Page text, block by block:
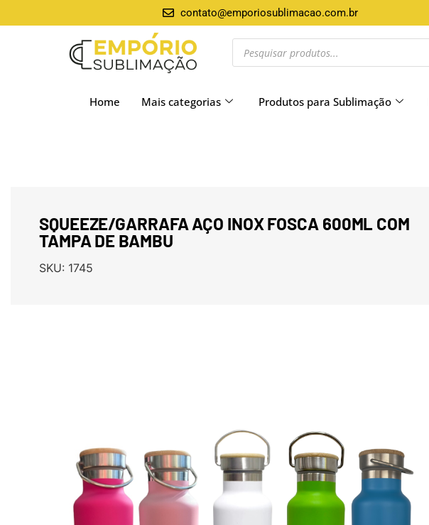
contato@emporiosublimacao.com.br
Home Mais categorias Produtos para Sublimação
SQUEEZE/GARRAFA AÇO INOX FOSCA 600ML COM
TAMPA DE BAMBU
SKU: 1745